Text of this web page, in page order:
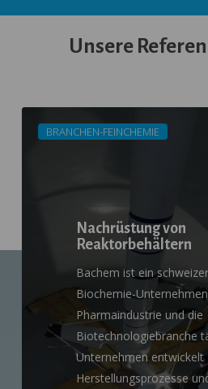
Unsere
BRANCHEN-FEINCHEMIE
von
Nachrüstung von
Reaktorbehältern
Bachem ist ein
Biochemie-
Pharmaindustrie und die
Biotechnologiebranche
Unternehmen entwickelt
Herstellungsprozesse